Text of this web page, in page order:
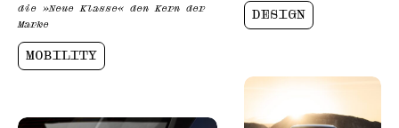
die »Neue Klasse« den Kern der
Marke
MOBILITY
DESIGN